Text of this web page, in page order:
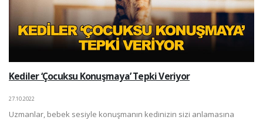
Kediler ‘Çocuksu Konuşmaya’ Tepki Veriyor
27.10.2022
Uzmanlar, bebek sesiyle konuşmanın kedinizin sizi anlamasına